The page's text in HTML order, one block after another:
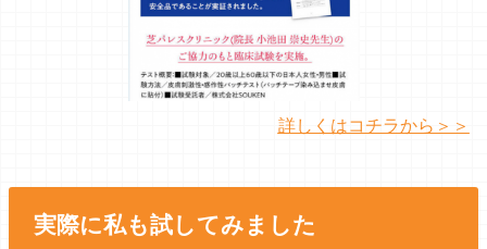
詳しくはコチラから＞＞
実際に私も試してみました